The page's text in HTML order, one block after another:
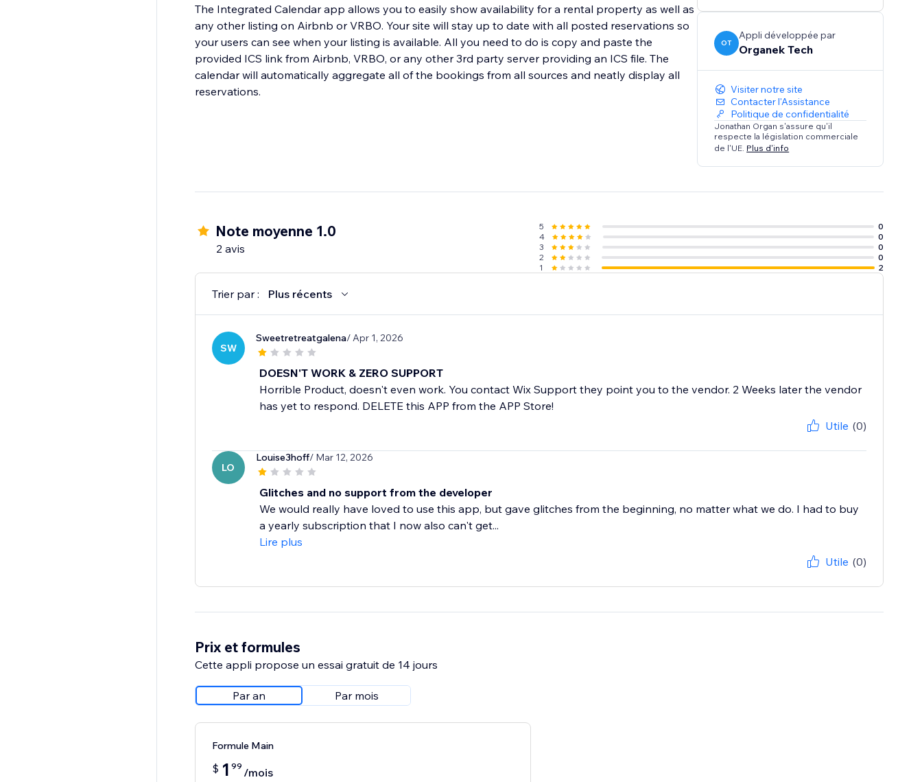
The Integrated Calendar app allows you to easily show availability for a rental property as well as
any other listing on Airbnb or VRBO. Your site will stay up to date with all posted reservations so
your users can see when your listing is available. All you need to do is copy and paste the
provided ICS link from Airbnb, VRBO, or any other 3rd party server providing an ICS file. The
calendar will automatically aggregate all of the bookings from all sources and neatly display all
reservations.
OT
Appli développée par
Organek Tech
Visiter notre site
Contacter l'Assistance
Politique de confidentialité
Jonathan Organ s'assure qu'il
respecte la législation commerciale
de l'UE. Plus d'info
Note moyenne 1.0
2 avis
5
0
4
0
3
0
2
0
1
2
Trier par : Plus récents
SW
Sweetretreatgalena/ Apr 1, 2026
DOESN'T WORK & ZERO SUPPORT
Horrible Product, doesn't even work. You contact Wix Support they point you to the vendor. 2 Weeks later the vendor
has yet to respond. DELETE this APP from the APP Store!
Utile (0)
LO
Louise3hoff/ Mar 12, 2026
Glitches and no support from the developer
We would really have loved to use this app, but gave glitches from the beginning, no matter what we do. I had to buy
a yearly subscription that I now also can't get...
Lire plus
Utile (0)
Prix et formules
Cette appli propose un essai gratuit de 14 jours
Par an Par mois
Formule Main
$ 1 99 /mois